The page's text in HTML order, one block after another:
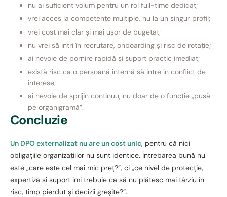
nu ai suficient volum pentru un rol full-time dedicat;
vrei acces la competențe multiple, nu la un singur profil;
vrei cost mai clar și mai ușor de bugetat;
nu vrei să intri în recrutare, onboarding și risc de rotație;
ai nevoie de pornire rapidă și suport practic imediat;
există risc ca o persoană internă să intre în conflict de
interese;
ai nevoie de sprijin continuu, nu doar de o funcție „pusă
pe organigramă”.
Concluzie
Un DPO externalizat nu are un cost unic, pentru că nici
obligațiile organizațiilor nu sunt identice. Întrebarea bună nu
este „care este cel mai mic preț?”, ci „ce nivel de protecție,
expertiză și suport îmi trebuie ca să nu plătesc mai târziu în
risc, timp pierdut și decizii greșite?”.